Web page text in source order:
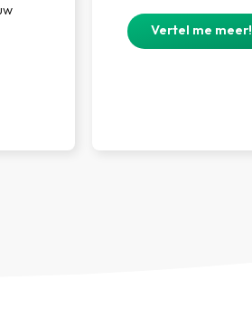
Vertel me meer!